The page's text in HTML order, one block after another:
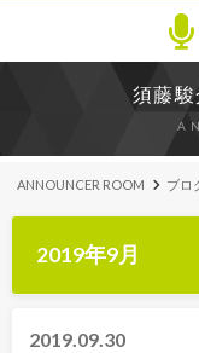
須藤
ANNOUNCER ROOM ブロ
2019年9月
2019.09.30